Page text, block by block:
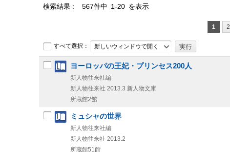
検索結果 567件中 1-20 を表示
1 2
すべて選択： 新しいウィンドウで開く
ヨーロッパの王妃・プリンセス200人
新人物往来社編
新人物往来社 2013.3 新人物文庫
所蔵館2館
ミュシャの世界
新人物往来社編
新人物往来社 2013.2
所蔵館51館